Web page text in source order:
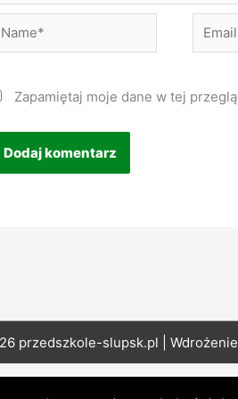
Email*
Zapamiętaj moje dane w tej
przedszkole-slupsk.pl | Wdrożenie